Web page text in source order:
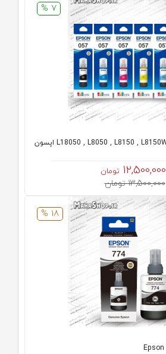
7 %
12,500,000 تومان
13,500,000 تومان
18 %